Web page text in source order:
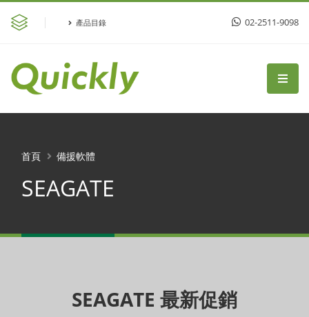
產品目錄 02-2511-9098
SEAGATE
首頁 備援軟體
SEAGATE 最新促銷